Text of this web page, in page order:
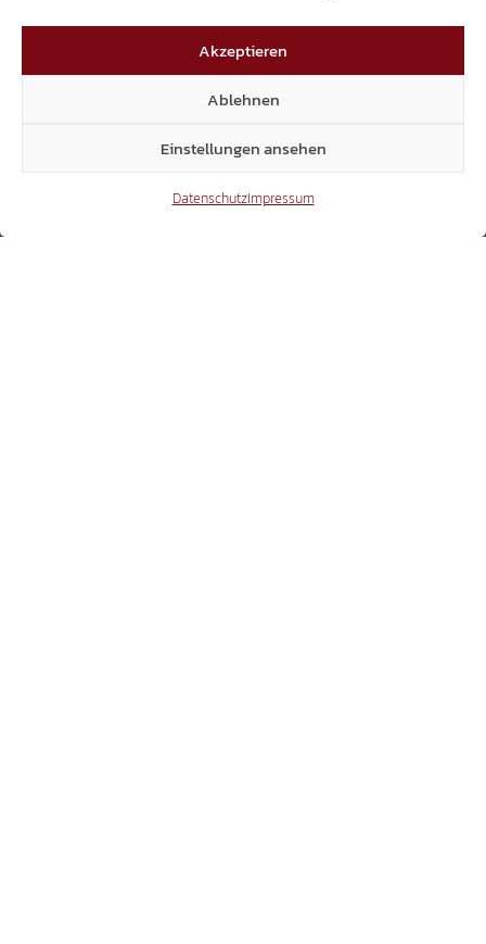
Akzeptieren
Ablehnen
Einstellungen ansehen
DatenschutzImpressum
3.401
YouTube
15.306